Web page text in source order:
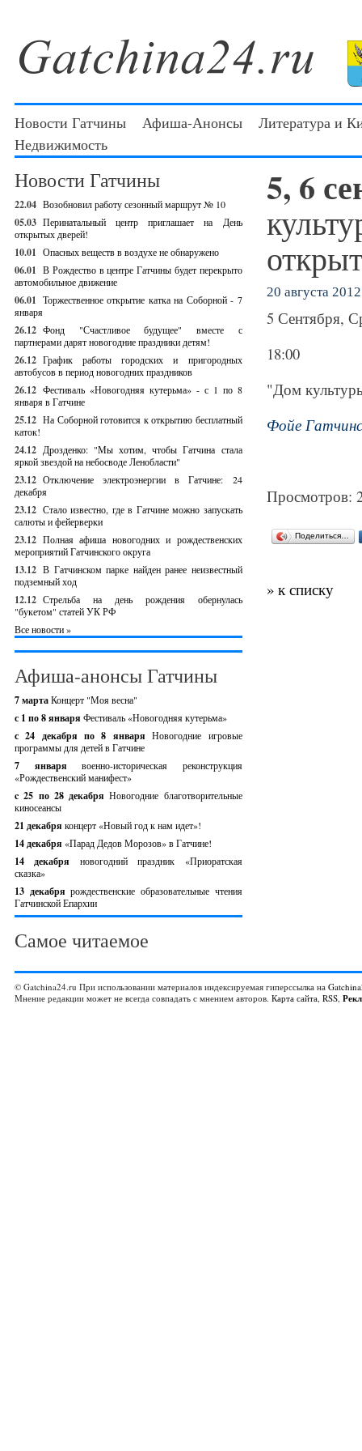
Новости Гатчины Афиша-Анонсы
Литература и
Недвижимость
Новости Гатчины
22.04 Возобновил работу сезонный маршрут № 10
05.03 Перинатальный центр приглашает на День
открытых дверей!
10.01 Опасных веществ в воздухе не обнаружено
06.01 В Рождество в центре Гатчины будет перекрыто
автомобильное движение
06.01 Торжественное открытие катка на Соборной - 7
января
26.12 Фонд "Счастливое будущее" вместе с
партнерами дарят новогодние праздники детям!
26.12 График работы городских и пригородных
автобусов в период новогодних праздников
26.12 Фестиваль «Новогодняя кутерьма» - с 1 по 8
января в Гатчине
25.12 На Соборной готовится к открытию бесплатный
каток!
24.12 Дрозденко: "Мы хотим, чтобы Гатчина стала
яркой звездой на небосводе Ленобласти"
23.12 Отключение электроэнергии в Гатчине: 24
декабря
23.12 Стало известно, где в Гатчине можно запускать
салюты и фейерверки
23.12 Полная афиша новогодних и рождественских
мероприятий Гатчинского округа
13.12 В Гатчинском парке найден ранее неизвестный
подземный ход
12.12 Стрельба на день рождения обернулась
"букетом" статей УК РФ
Все новости »
Афиша-анонсы Гатчины
7 мартаКонцерт "Моя весна"
с 1 по 8 января Фестиваль «Новогодняя кутерьма»
с 24 декабря по 8 январяНовогодние игровые
программы для детей в Гатчине
7 январявоенно-историческая реконструкция
«Рождественский манифест»
c 25 по 28 декабряНовогодние благотворительные
киносеансы
21 декабря концерт «Новый год к нам идет»!
14 декабря «Парад Дедов Морозов» в Гатчине!
14 декабря новогодний праздник «Приоратская
сказка»
13 декабрярождественские образовательные чтения
Гатчинской Епархии
Самое читаемое
5, 6
20 августа 2012
5 Сентября,
18:00
"Дом
Фойе
Просмотров:
Поделиться…
» к списку
© Gatchina24.ru При использовании материалов индексируемая гиперссылка на
Мнение редакции может не всегда совпадать с мнением авторов. Карта сайта, RSS,